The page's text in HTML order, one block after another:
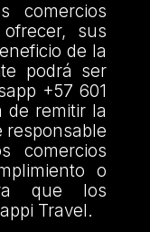
comercios
sus
de la
podrá ser
+57 601
de remitir la
responsable
comercios
o
que los
Travel.